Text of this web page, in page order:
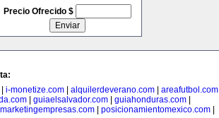
Precio Ofrecido $
i-monetize.com alquilerdeverano.com areafutbol.com
guiaelsalvador.com guiahonduras.com
marketingempresas.com posicionamientomexico.com